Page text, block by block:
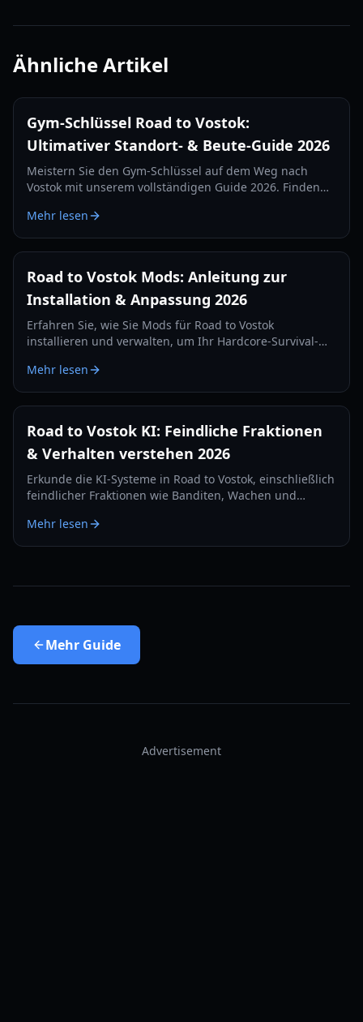
Ähnliche Artikel
Gym-Schlüssel Road to Vostok:
Ultimativer Standort- & Beute-Guide 2026
Meistern Sie den Gym-Schlüssel auf dem Weg nach
Vostok mit unserem vollständigen Guide 2026. Finden
Überlebensstrategien für die Schulkarte.
Mehr lesen
Road to Vostok Mods: Anleitung zur
Installation & Anpassung 2026
Erfahren Sie, wie Sie Mods für Road to Vostok
installieren und verwalten, um Ihr Hardcore-Survival-
und Best Practices für die Anpassung kennen.
Mehr lesen
Road to Vostok KI: Feindliche Fraktionen
& Verhalten verstehen 2026
Erkunde die KI-Systeme in Road to Vostok, einschließlich
feindlicher Fraktionen wie Banditen, Wachen und
im Jahr 2026 beeinflusst.
Mehr lesen
Mehr Guide
Advertisement